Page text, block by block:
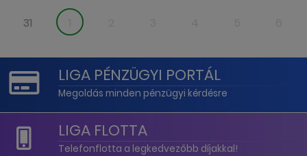
31
LIGA PÉNZÜGYI PORTÁL
Megoldás minden pénzügyi kérdésre
LIGA FLOTTA
Telefonflotta a legkedvezőbb díjakkal!